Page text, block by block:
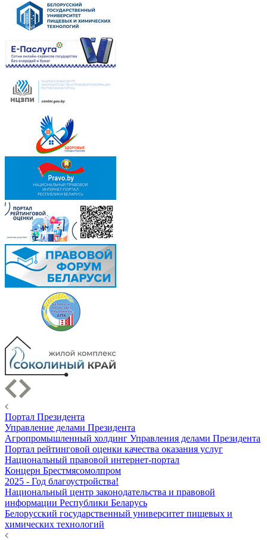
Портал Президента
Управление делами Президента
Агропромышленный холдинг Управления делами Президента
Портал рейтинговой оценки качества оказания услуг
Национальный правовой интернет-портал
Концерн Брестмясомолпром
2025 - Год благоустройства!
Национальный центр законодательства и правовой
информации Республики Беларусь
Белорусский государственный университет пищевых и
химических технологий